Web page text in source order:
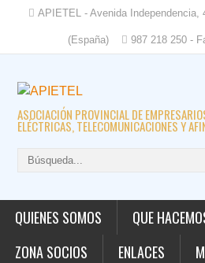
APIETEL - Avenida Independencia,
(España) 987 218 250 -
ASOCIACIÓN PROVINCIAL DE
ELÉCTRICAS, TELECOMUNICACIONES Y
QUIENES SOMOS QUE
ZONA SOCIOS
ENLACES